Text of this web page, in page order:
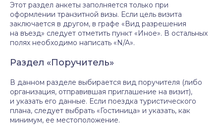
Этот раздел анкеты заполняется только при
оформлении транзитной визы. Если цель визита
заключается в другом, в графе «Вид разрешения
на въезд» следует отметить пункт «Иное». В остальных
полях необходимо написать «N/A».
Раздел «Поручитель»
В данном разделе выбирается вид поручителя (либо
организация, отправившая приглашение на визит),
и указать его данные. Если поездка туристического
плана, следует выбрать «Гостиница» и указать, как
минимум, ее местоположение.